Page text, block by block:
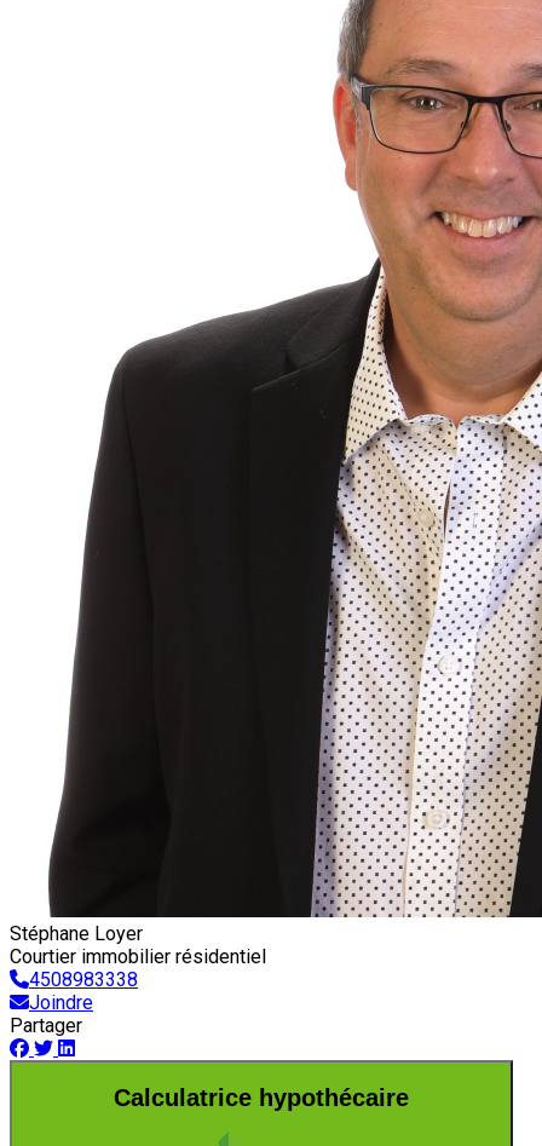
Stéphane Loyer
Courtier immobilier résidentiel
4508983338
Joindre
Partager
Calculatrice hypothécaire